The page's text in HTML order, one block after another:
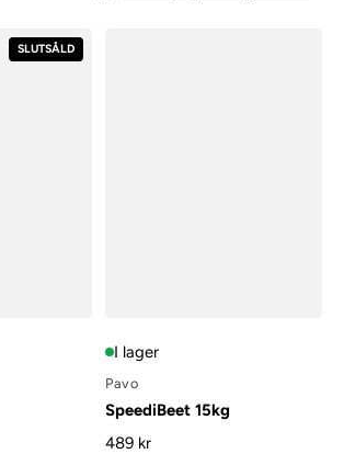
SLUTSÅLD
I lager
Pavo
SpeediBeet 15kg
489 kr